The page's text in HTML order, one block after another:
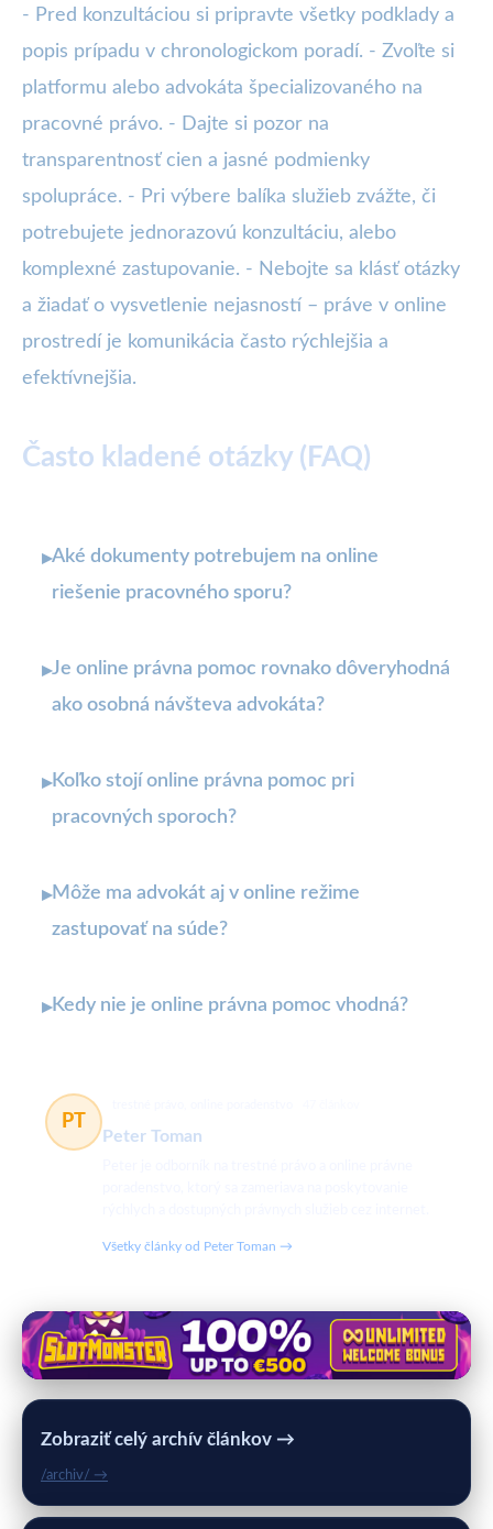
- Pred konzultáciou si pripravte všetky podklady a
popis prípadu v chronologickom poradí. - Zvoľte si
platformu alebo advokáta špecializovaného na
pracovné právo. - Dajte si pozor na
transparentnosť cien a jasné podmienky
spolupráce. - Pri výbere balíka služieb zvážte, či
potrebujete jednorazovú konzultáciu, alebo
komplexné zastupovanie. - Nebojte sa klásť otázky
a žiadať o vysvetlenie nejasností – práve v online
prostredí je komunikácia často rýchlejšia a
efektívnejšia.
Často kladené otázky (FAQ)
▸Aké dokumenty potrebujem na online
riešenie pracovného sporu?
▸Je online právna pomoc rovnako dôveryhodná
ako osobná návšteva advokáta?
▸Koľko stojí online právna pomoc pri
pracovných sporoch?
▸Môže ma advokát aj v online režime
zastupovať na súde?
▸Kedy nie je online právna pomoc vhodná?
PT
Peter Toman
Všetky články od Peter Toman →
Zobraziť celý archív článkov →
/archiv/ →